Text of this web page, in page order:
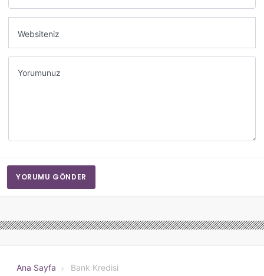
Websiteniz
Yorumunuz
YORUMU GÖNDER
Ana Sayfa Bank Kredisi